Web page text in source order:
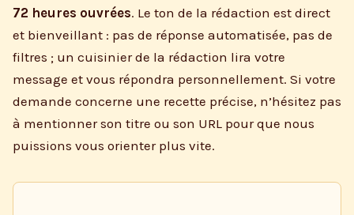
72 heures ouvrées. Le ton de la rédaction est direct
et bienveillant : pas de réponse automatisée, pas de
filtres ; un cuisinier de la rédaction lira votre
message et vous répondra personnellement. Si votre
demande concerne une recette précise, n’hésitez pas
à mentionner son titre ou son URL pour que nous
puissions vous orienter plus vite.